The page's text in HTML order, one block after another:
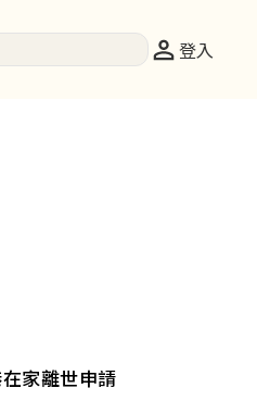
登入
家離世申請